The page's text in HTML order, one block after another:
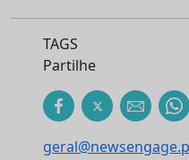
TAGS
Partilhe